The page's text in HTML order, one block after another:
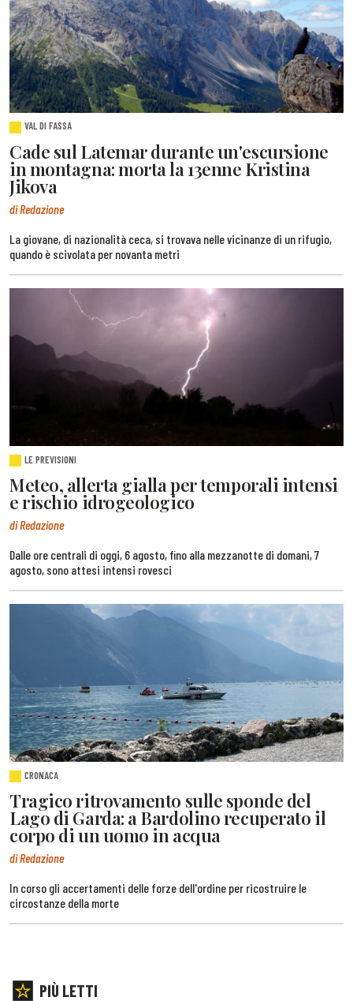
VAL DI FASSA
Cade sul Latemar durante un'escursione
in montagna: morta la 13enne Kristina
Jikova
di Redazione
La giovane, di nazionalità ceca, si trovava nelle vicinanze di un rifugio,
quando è scivolata per novanta metri
LE PREVISIONI
Meteo, allerta gialla per temporali intensi
e rischio idrogeologico
di Redazione
Dalle ore centrali di oggi, 6 agosto, fino alla mezzanotte di domani, 7
agosto, sono attesi intensi rovesci
CRONACA
Tragico ritrovamento sulle sponde del
Lago di Garda: a Bardolino recuperato il
corpo di un uomo in acqua
di Redazione
In corso gli accertamenti delle forze dell'ordine per ricostruire le
circostanze della morte
PIÙ LETTI